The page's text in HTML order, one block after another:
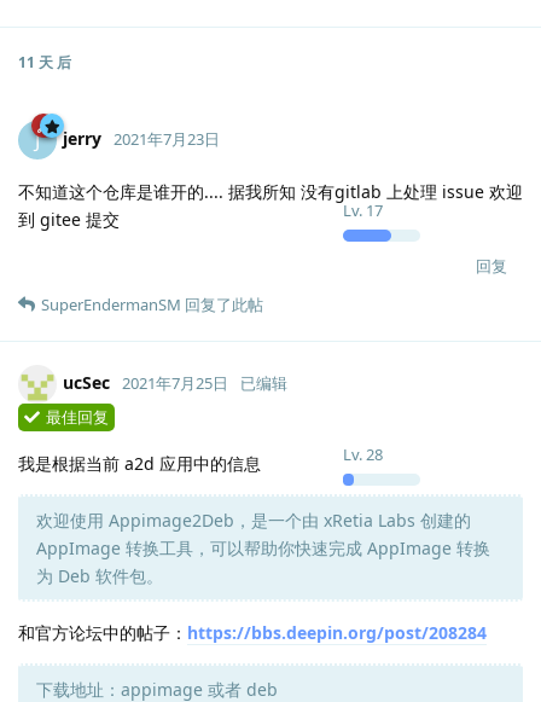
11 天 后
J jerry
Lv. 17
2021年7月23日
不知道这个仓库是谁开的.... 据我所知 没有gitlab 上处理 issue 欢迎
到 gitee 提交
回复
SuperEndermanSM 回复了此帖
ucSec
Lv.28
2021年7月25日
已编辑
最佳回复
我是根据当前 a2d 应用中的信息
欢迎使用 Appimage2Deb，是一个由 xRetia Labs 创建的
AppImage 转换工具，可以帮助你快速完成 AppImage 转换
为 Deb 软件包。
和官方论坛中的帖子： https://bbs.deepin.org/post/208284
下载地址：appimage 或者 deb